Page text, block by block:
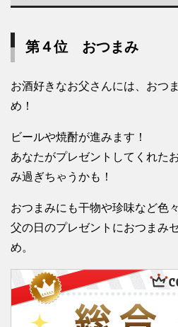
第４位 おつまみ
お酒好きなお父さんには、おつ
め！
ビールや焼酎が進みます！
あなたがプレゼントしてくれた
み過ぎちゃうかも！
おつまみにも干物や珍味など色
父の日のプレゼントにおつまみ
め。